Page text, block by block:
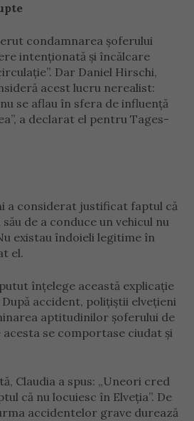
condamnarea șoferului
intenționată și încălcare
Dar Daniel Hirschi,
acest lucru nerealist:
se aflau în sfera de influență
a declarat el pentru Tages-
a considerat justificat faptul că
de a conduce un vehicul nu
existau îndoieli legitime în
el.
înțelege această explicație
accident, polițiștii elvețieni
aptitudinilor șoferului de
acesta se comportase ciudat și
Claudia a spus: „Uneori cred
că nu locuiesc în Elveția”. De
accidentelor grave durează